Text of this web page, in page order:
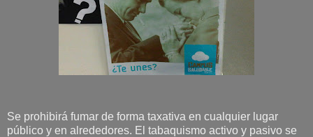
Se prohibirá fumar de forma taxativa en cualquier lugar
público y en alrededores. El tabaquismo activo y pasivo se